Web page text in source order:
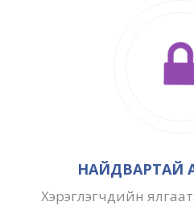
НАЙДВАРТАЙ
Хэрэглэгчдийн